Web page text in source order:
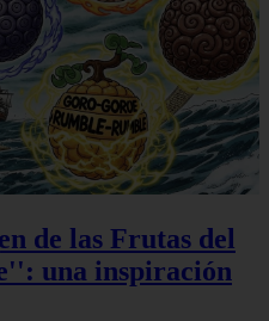
de las Frutas del
una inspiración